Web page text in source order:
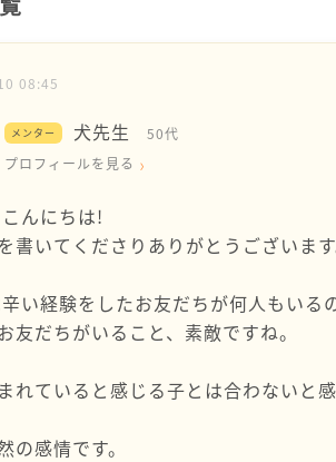
08:45
メンター 犬先生
50代
プロフィールを見る
んにちは!
書いてくださりありがとうございます
い経験をしたお友だちが何人もいる
友だちがいること、素敵ですね。
れていると感じる子とは合わないと
の感情です。